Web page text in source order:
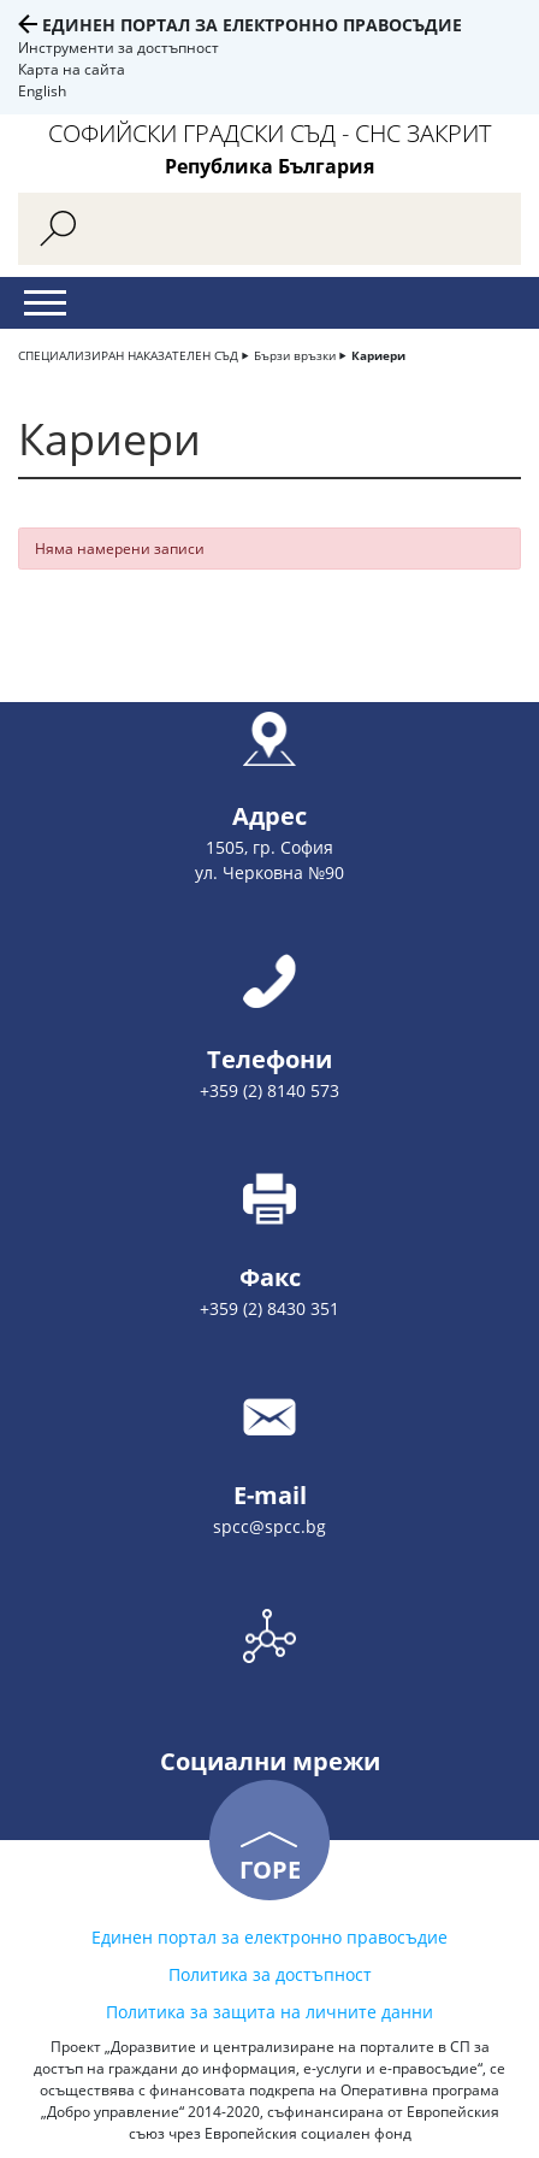
ЕДИНЕН ПОРТАЛ ЗА ЕЛЕКТРОННО ПРАВОСЪДИЕ
Инструменти за достъпност
Карта на сайта
English
СОФИЙСКИ ГРАДСКИ СЪД - СНС ЗАКРИТ
Република България
СПЕЦИАЛИЗИРАН НАКАЗАТЕЛЕН СЪД Бързи връзки Кариери
Кариери
Няма намерени записи
Адрес
1505, гр. София
ул. Черковна №90
Телефони
+359 (2) 8140 573
Факс
+359 (2) 8430 351
E-mail
spcc@spcc.bg
Социални мрежи
ГОРЕ
Единен портал за електронно правосъдие
Политика за достъпност
Политика за защита на личните данни
Проект „Доразвитие и централизиране на порталите в СП за
достъп на граждани до информация, е-услуги и е-правосъдие“, се
осъществява с финансовата подкрепа на Оперативна програма
„Добро управление“ 2014-2020, съфинансирана от Европейския
съюз чрез Европейския социален фонд